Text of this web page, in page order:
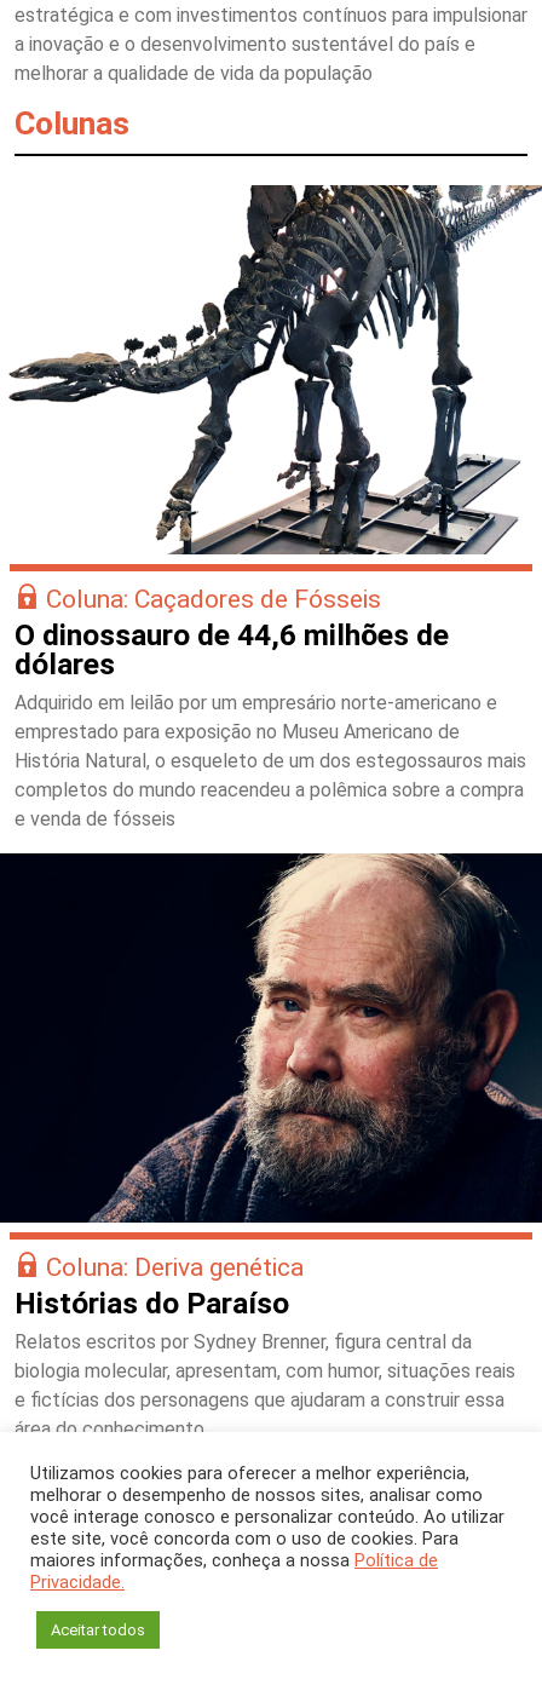
estratégica e com investimentos contínuos para impulsionar
a inovação e o desenvolvimento sustentável do país e
melhorar a qualidade de vida da população
Colunas
Coluna: Caçadores de Fósseis
O dinossauro de 44,6 milhões de
dólares
Adquirido em leilão por um empresário norte-americano e
emprestado para exposição no Museu Americano de
História Natural, o esqueleto de um dos estegossauros mais
completos do mundo reacendeu a polêmica sobre a compra
e venda de fósseis
Coluna: Deriva genética
Histórias do Paraíso
Relatos escritos por Sydney Brenner, figura central da
biologia molecular, apresentam, com humor, situações reais
e fictícias dos personagens que ajudaram a construir essa
área do conhecimento
Utilizamos cookies para oferecer a melhor experiência,
melhorar o desempenho de nossos sites, analisar como
você interage conosco e personalizar conteúdo. Ao utilizar
este site, você concorda com o uso de cookies. Para
maiores informações, conheça a nossa Política de
Privacidade.
Aceitar todos